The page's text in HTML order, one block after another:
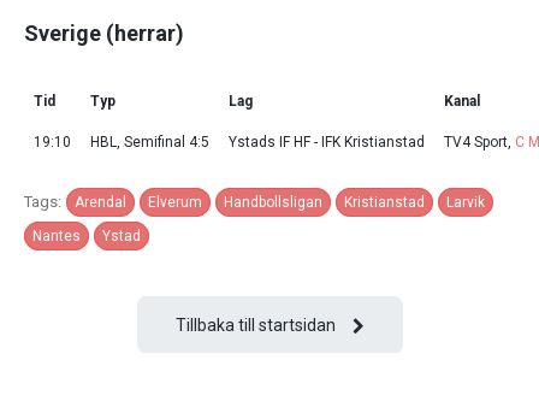
Sverige (herrar)
Tid Typ Lag Kanal
19:10 HBL, Semifinal 4:5 Ystads IF HF - IFK Kristianstad TV4 Sport, C
Tags: Arendal Elverum Handbollsligan Kristianstad
Larvik
Nantes
Ystad
Tillbaka till startsidan